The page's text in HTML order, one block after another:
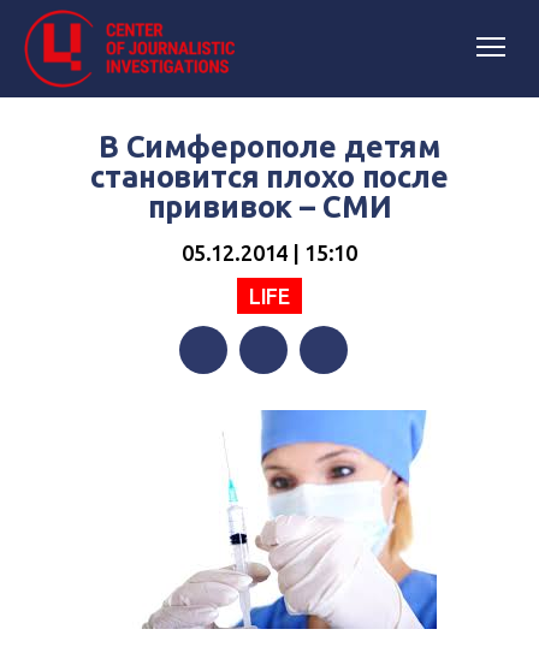
В Симферополе детям
становится плохо после
прививок – СМИ
05.12.2014 | 15:10
LIFE